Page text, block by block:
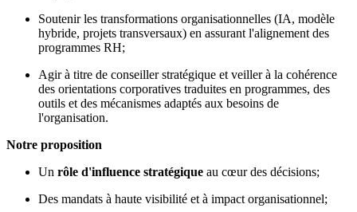
Soutenir les transformations organisationnelles (IA, modèle
hybride, projets transversaux) en assurant l'alignement des
programmes RH;
Agir à titre de conseiller stratégique et veiller à la cohérence
des orientations corporatives traduites en programmes, des
outils et des mécanismes adaptés aux besoins de
l'organisation.
Notre proposition
Un rôle d'influence stratégique au cœur des décisions;
Des mandats à haute visibilité et à impact organisationnel;